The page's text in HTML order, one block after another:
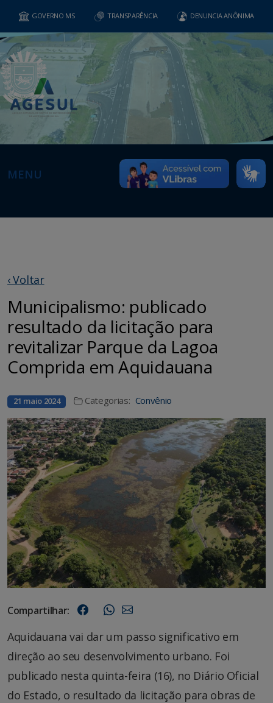
GOVERNO MS TRANSPARÊNCIA DENUNCIA ANÔNIMA
MENU
‹ Voltar
Municipalismo: publicado
resultado da licitação para
revitalizar Parque da Lagoa
Comprida em Aquidauana
21 maio 2024 Categorias: Convênio
Compartilhar:
Aquidauana vai dar um passo significativo em
direção ao seu desenvolvimento urbano. Foi
publicado nesta quinta-feira (16), no Diário Oficial
do Estado, o resultado da licitação para obras de